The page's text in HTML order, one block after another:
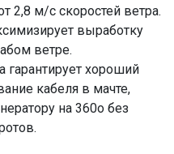
2,8 м/с скоростей ветра.
выработку
ветре.
гарантирует хороший
кабеля в мачте,
на 360о без